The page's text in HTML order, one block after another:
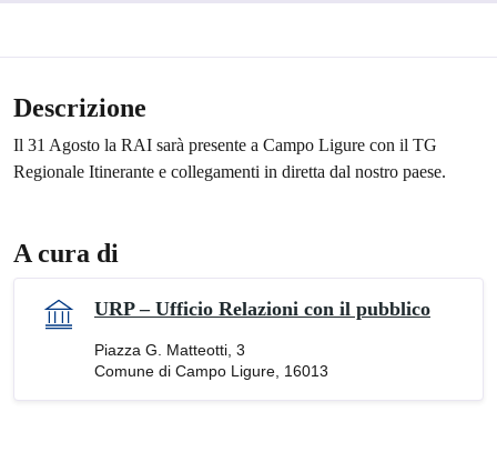
Descrizione
Il 31 Agosto la RAI sarà presente a Campo Ligure con il TG
Regionale Itinerante e collegamenti in diretta dal nostro paese.
A cura di
URP – Ufficio Relazioni con il pubblico
Piazza G. Matteotti, 3
Comune di Campo Ligure, 16013